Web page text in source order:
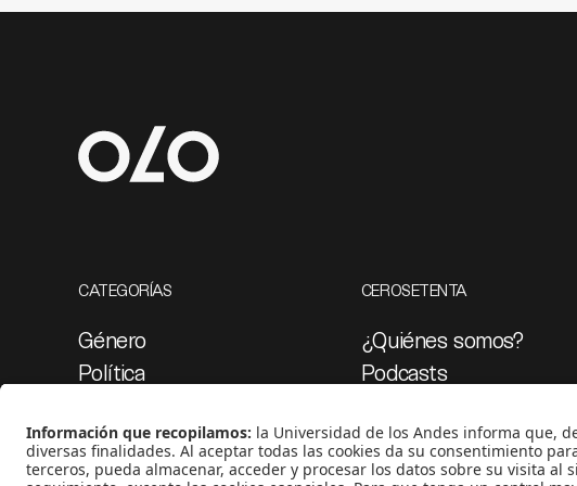
CATEGORÍAS
Género
Política
Medio ambiente
Medios y periodismo
CEROSETENTA
¿Quiénes somos?
Podcasts
Proyectos 070